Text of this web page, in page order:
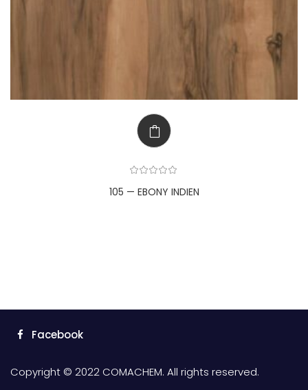
105 — EBONY INDIEN
Facebook
Copyright © 2022 COMACHEM. All rights reserved.